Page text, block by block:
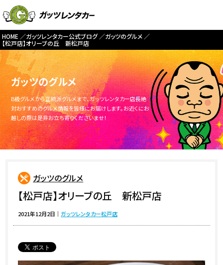
HOME ガッツレンタカー公式ブログ
ガッツのグルメ
【松戸店】オリーブの丘 新松戸店
ガッツのグルメ
B級グルメから正統派グルメまで、ガッツレンタカー店長絶
対おすすめのグルメ情報を皆様にお届けします。お近くにお
越しの際は是非お立ち寄りくださいませ！
ガッツのグルメ
【松戸店】オリーブの丘 新松戸店
2021年12月2日 ｜ガッツレンタカー松戸店